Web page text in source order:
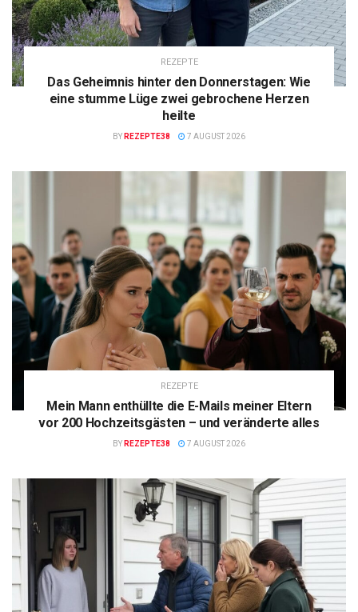
REZEPTE
Das Geheimnis hinter den Donnerstagen: Wie
eine stumme Lüge zwei gebrochene Herzen
heilte
BY REZEPTE38 7 AUGUST 2026
REZEPTE
Mein Mann enthüllte die E-Mails meiner Eltern
vor 200 Hochzeitsgästen – und veränderte alles
BY REZEPTE38 7 AUGUST 2026